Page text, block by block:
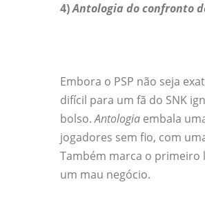
4)Antologia do confronto
Embora o PSP não seja
difícil para um fã do SNK
bolso.Antologia embala
jogadores sem fio, com
Também marca o primeiro
um mau negócio.